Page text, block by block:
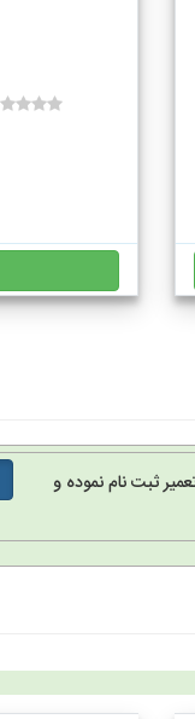
ثبت نام نموده و